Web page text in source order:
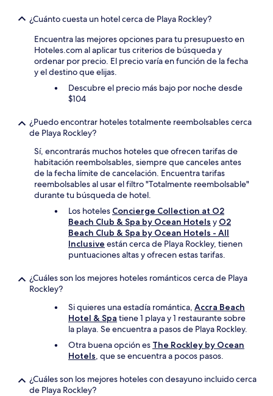
¿Cuánto cuesta un hotel cerca de Playa Rockley?
Encuentra las mejores opciones para tu presupuesto en
Hoteles.com al aplicar tus criterios de búsqueda y
ordenar por precio. El precio varía en función de la fecha
y el destino que elijas.
Descubre el precio más bajo por noche desde
$104
¿Puedo encontrar hoteles totalmente reembolsables cerca
de Playa Rockley?
Sí, encontrarás muchos hoteles que ofrecen tarifas de
habitación reembolsables, siempre que canceles antes
de la fecha límite de cancelación. Encuentra tarifas
reembolsables al usar el filtro "Totalmente reembolsable"
durante tu búsqueda de hotel.
Los hoteles Concierge Collection at O2
Beach Club & Spa by Ocean Hotels y O2
Beach Club & Spa by Ocean Hotels - All
Inclusive están cerca de Playa Rockley, tienen
puntuaciones altas y ofrecen estas tarifas.
¿Cuáles son los mejores hoteles románticos cerca de Playa
Rockley?
Si quieres una estadía romántica, Accra Beach
Hotel & Spa tiene 1 playa y 1 restaurante sobre
la playa. Se encuentra a pasos de Playa Rockley.
Otra buena opción es The Rockley by Ocean
Hotels, que se encuentra a pocos pasos.
¿Cuáles son los mejores hoteles con desayuno incluido cerca
de Playa Rockley?